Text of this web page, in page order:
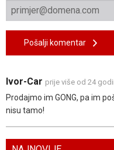
Pošalji komentar
Ivor-Car prije više od 24
Prodajmo im GONG, pa im
nisu tamo!